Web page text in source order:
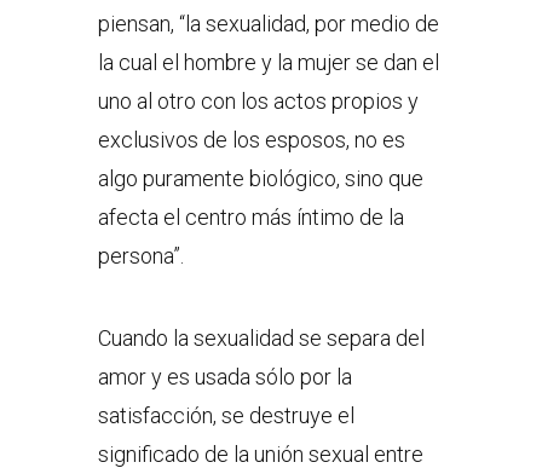
piensan, “la sexualidad, por medio de
la cual el hombre y la mujer se dan el
uno al otro con los actos propios y
exclusivos de los esposos, no es
algo puramente biológico, sino que
afecta el centro más íntimo de la
persona”.
Cuando la sexualidad se separa del
amor y es usada sólo por la
satisfacción, se destruye el
significado de la unión sexual entre